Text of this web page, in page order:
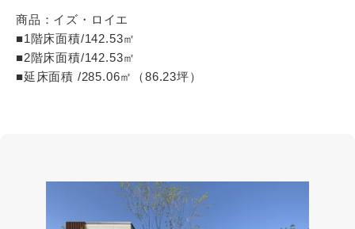
商品：イズ・ロイエ
■1階床面積/142.53㎡
■2階床面積/142.53㎡
■延床面積 /285.06㎡（86.23坪）